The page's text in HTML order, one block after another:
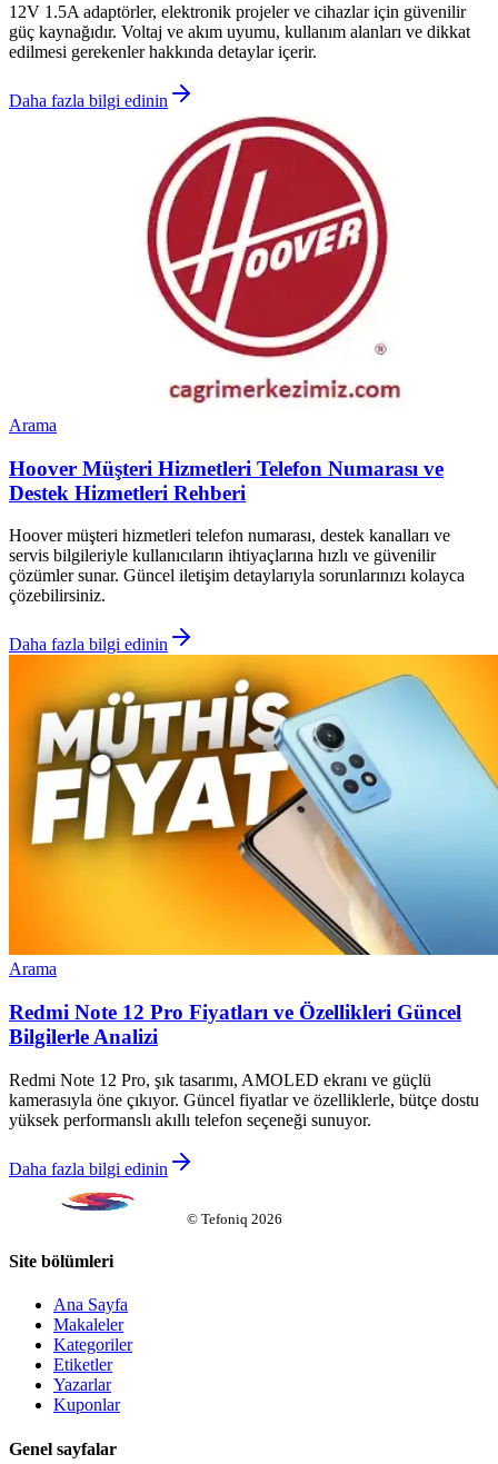
12V 1.5A adaptörler, elektronik projeler ve cihazlar için güvenilir
güç kaynağıdır. Voltaj ve akım uyumu, kullanım alanları ve dikkat
edilmesi gerekenler hakkında detaylar içerir.
Daha fazla bilgi edinin
Arama
Hoover Müşteri Hizmetleri Telefon Numarası ve
Destek Hizmetleri Rehberi
Hoover müşteri hizmetleri telefon numarası, destek kanalları ve
servis bilgileriyle kullanıcıların ihtiyaçlarına hızlı ve güvenilir
çözümler sunar. Güncel iletişim detaylarıyla sorunlarınızı kolayca
çözebilirsiniz.
Daha fazla bilgi edinin
Arama
Redmi Note 12 Pro Fiyatları ve Özellikleri Güncel
Bilgilerle Analizi
Redmi Note 12 Pro, şık tasarımı, AMOLED ekranı ve güçlü
kamerasıyla öne çıkıyor. Güncel fiyatlar ve özelliklerle, bütçe dostu
yüksek performanslı akıllı telefon seçeneği sunuyor.
Daha fazla bilgi edinin
© Tefoniq 2026
Site bölümleri
Ana Sayfa
Makaleler
Kategoriler
Etiketler
Yazarlar
Kuponlar
Genel sayfalar